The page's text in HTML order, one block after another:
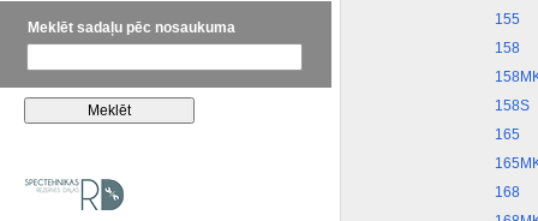
Meklēt sadaļu pēc nosaukuma
155
158
158S
165
168